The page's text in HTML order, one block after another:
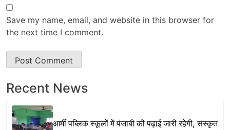
Save my name, email, and website in this browser for
the next time I comment.
Recent News
आर्मी पब्लिक स्कूलों में पंजाबी की पढ़ाई जारी रहेगी, संस्कृत